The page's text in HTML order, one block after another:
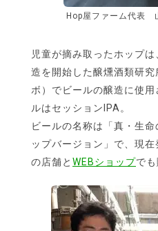
Hop屋ファーム代表
児童が摘み取ったホップ
造を開始した醸燻酒類研
ボ）でビールの醸造に使
ルはセッションIPA。
ビールの名称は「真・生
ップバージョン」で、現
の店舗と WEBショップでも